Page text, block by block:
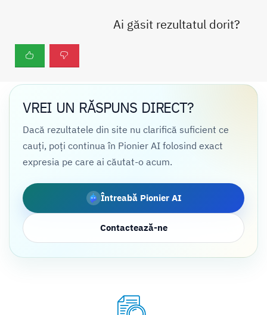
Ai găsit rezultatul dorit?
VREI UN RĂSPUNS DIRECT?
Dacă rezultatele din site nu clarifică suficient ce
cauți, poți continua în Pionier AI folosind exact
expresia pe care ai căutat-o acum.
Întreabă Pionier AI
Contactează-ne